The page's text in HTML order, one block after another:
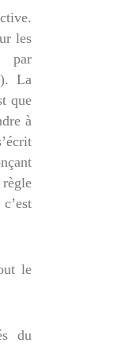
les
par
La
que
à
le
du